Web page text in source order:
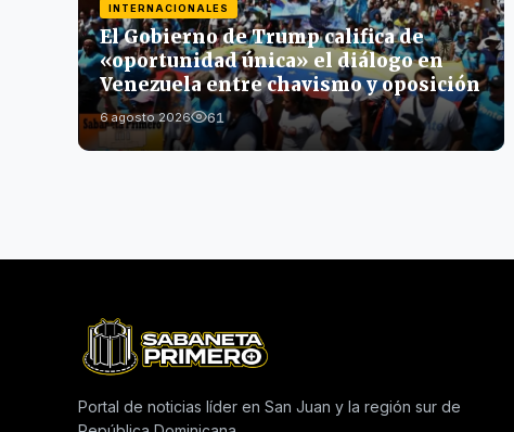
INTERNACIONALES
El Gobierno de Trump califica de
«oportunidad única» el diálogo en
Venezuela entre chavismo y oposición
6 agosto 2026 61
Portal de noticias líder en San Juan y la región sur de